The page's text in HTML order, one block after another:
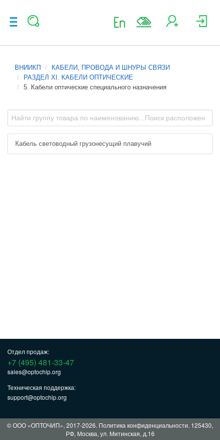
ВНИИКП
КАБЕЛИ, ПРОВОДА И ШНУРЫ СВЯЗИ
РАЗДЕЛ XI. КАБЕЛИ ОПТИЧЕСКИЕ
5. Кабели оптические специального назначения
Кабель световодный грузонесущий плавучий
Отдел продаж:
+7 (495) 481-33-47
sales@optochip.org
Техническая поддержка:
support@optochip.org
© ООО «ОПТОЧИП», 2017-2026. Политика конфиденциальности. 125430,
РФ, Москва, ул. Митинская, д.16